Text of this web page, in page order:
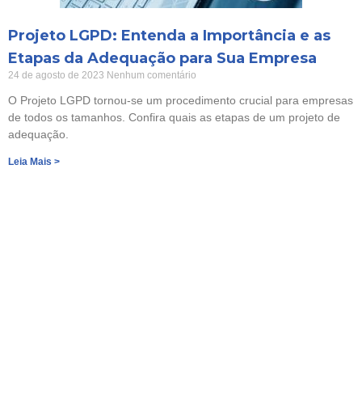
Projeto LGPD: Entenda a Importância e as
Etapas da Adequação para Sua Empresa
24 de agosto de 2023 Nenhum comentário
O Projeto LGPD tornou-se um procedimento crucial para empresas
de todos os tamanhos. Confira quais as etapas de um projeto de
adequação.
Leia Mais >